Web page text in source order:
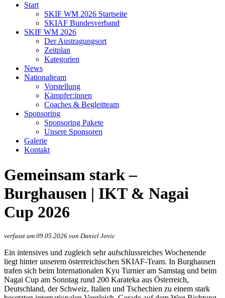
Start
SKIF WM 2026 Startseite
SKIAF Bundesverband
SKIF WM 2026
Der Austragungsort
Zeitplan
Kategorien
News
Nationalteam
Vorstellung
Kämpfer:innen
Coaches & Begleitteam
Sponsoring
Sponsoring Pakete
Unsere Sponsoren
Galerie
Kontakt
Gemeinsam stark –
Burghausen | IKT & Nagai
Cup 2026
verfasst am 09.05.2026 von Daniel Jovic
Ein intensives und zugleich sehr aufschlussreiches Wochenende
liegt hinter unserem österreichischen SKIAF-Team. In Burghausen
trafen sich beim Internationalen Kyu Turnier am Samstag und beim
Nagai Cup am Sonntag rund 200 Karateka aus Österreich,
Deutschland, der Schweiz, Italien und Tschechien zu einem stark